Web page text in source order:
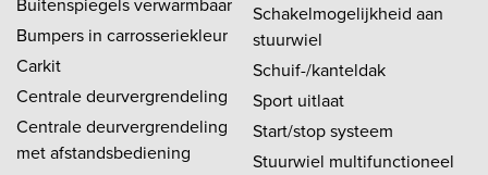
Bumpers in carrosseriekleur
Carkit
Centrale deurvergrendeling
Centrale deurvergrendeling
met afstandsbediening
Schakelmogelijkheid aan
stuurwiel
Schuif-/kanteldak
Sport uitlaat
Start/stop systeem
Stuurwiel multifunctioneel